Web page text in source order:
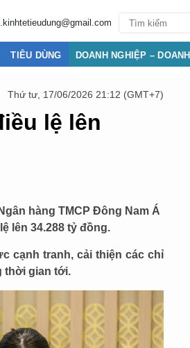
TIÊU DÙNG DOANH NGHIỆP –
Thứ tư, 17/06/2026 21:12 (GMT+7)
lệ lên
hàng TMCP Đông Nam Á
lên 34.288 tỷ đồng.
cạnh tranh, cải thiện các chỉ
thời gian tới.